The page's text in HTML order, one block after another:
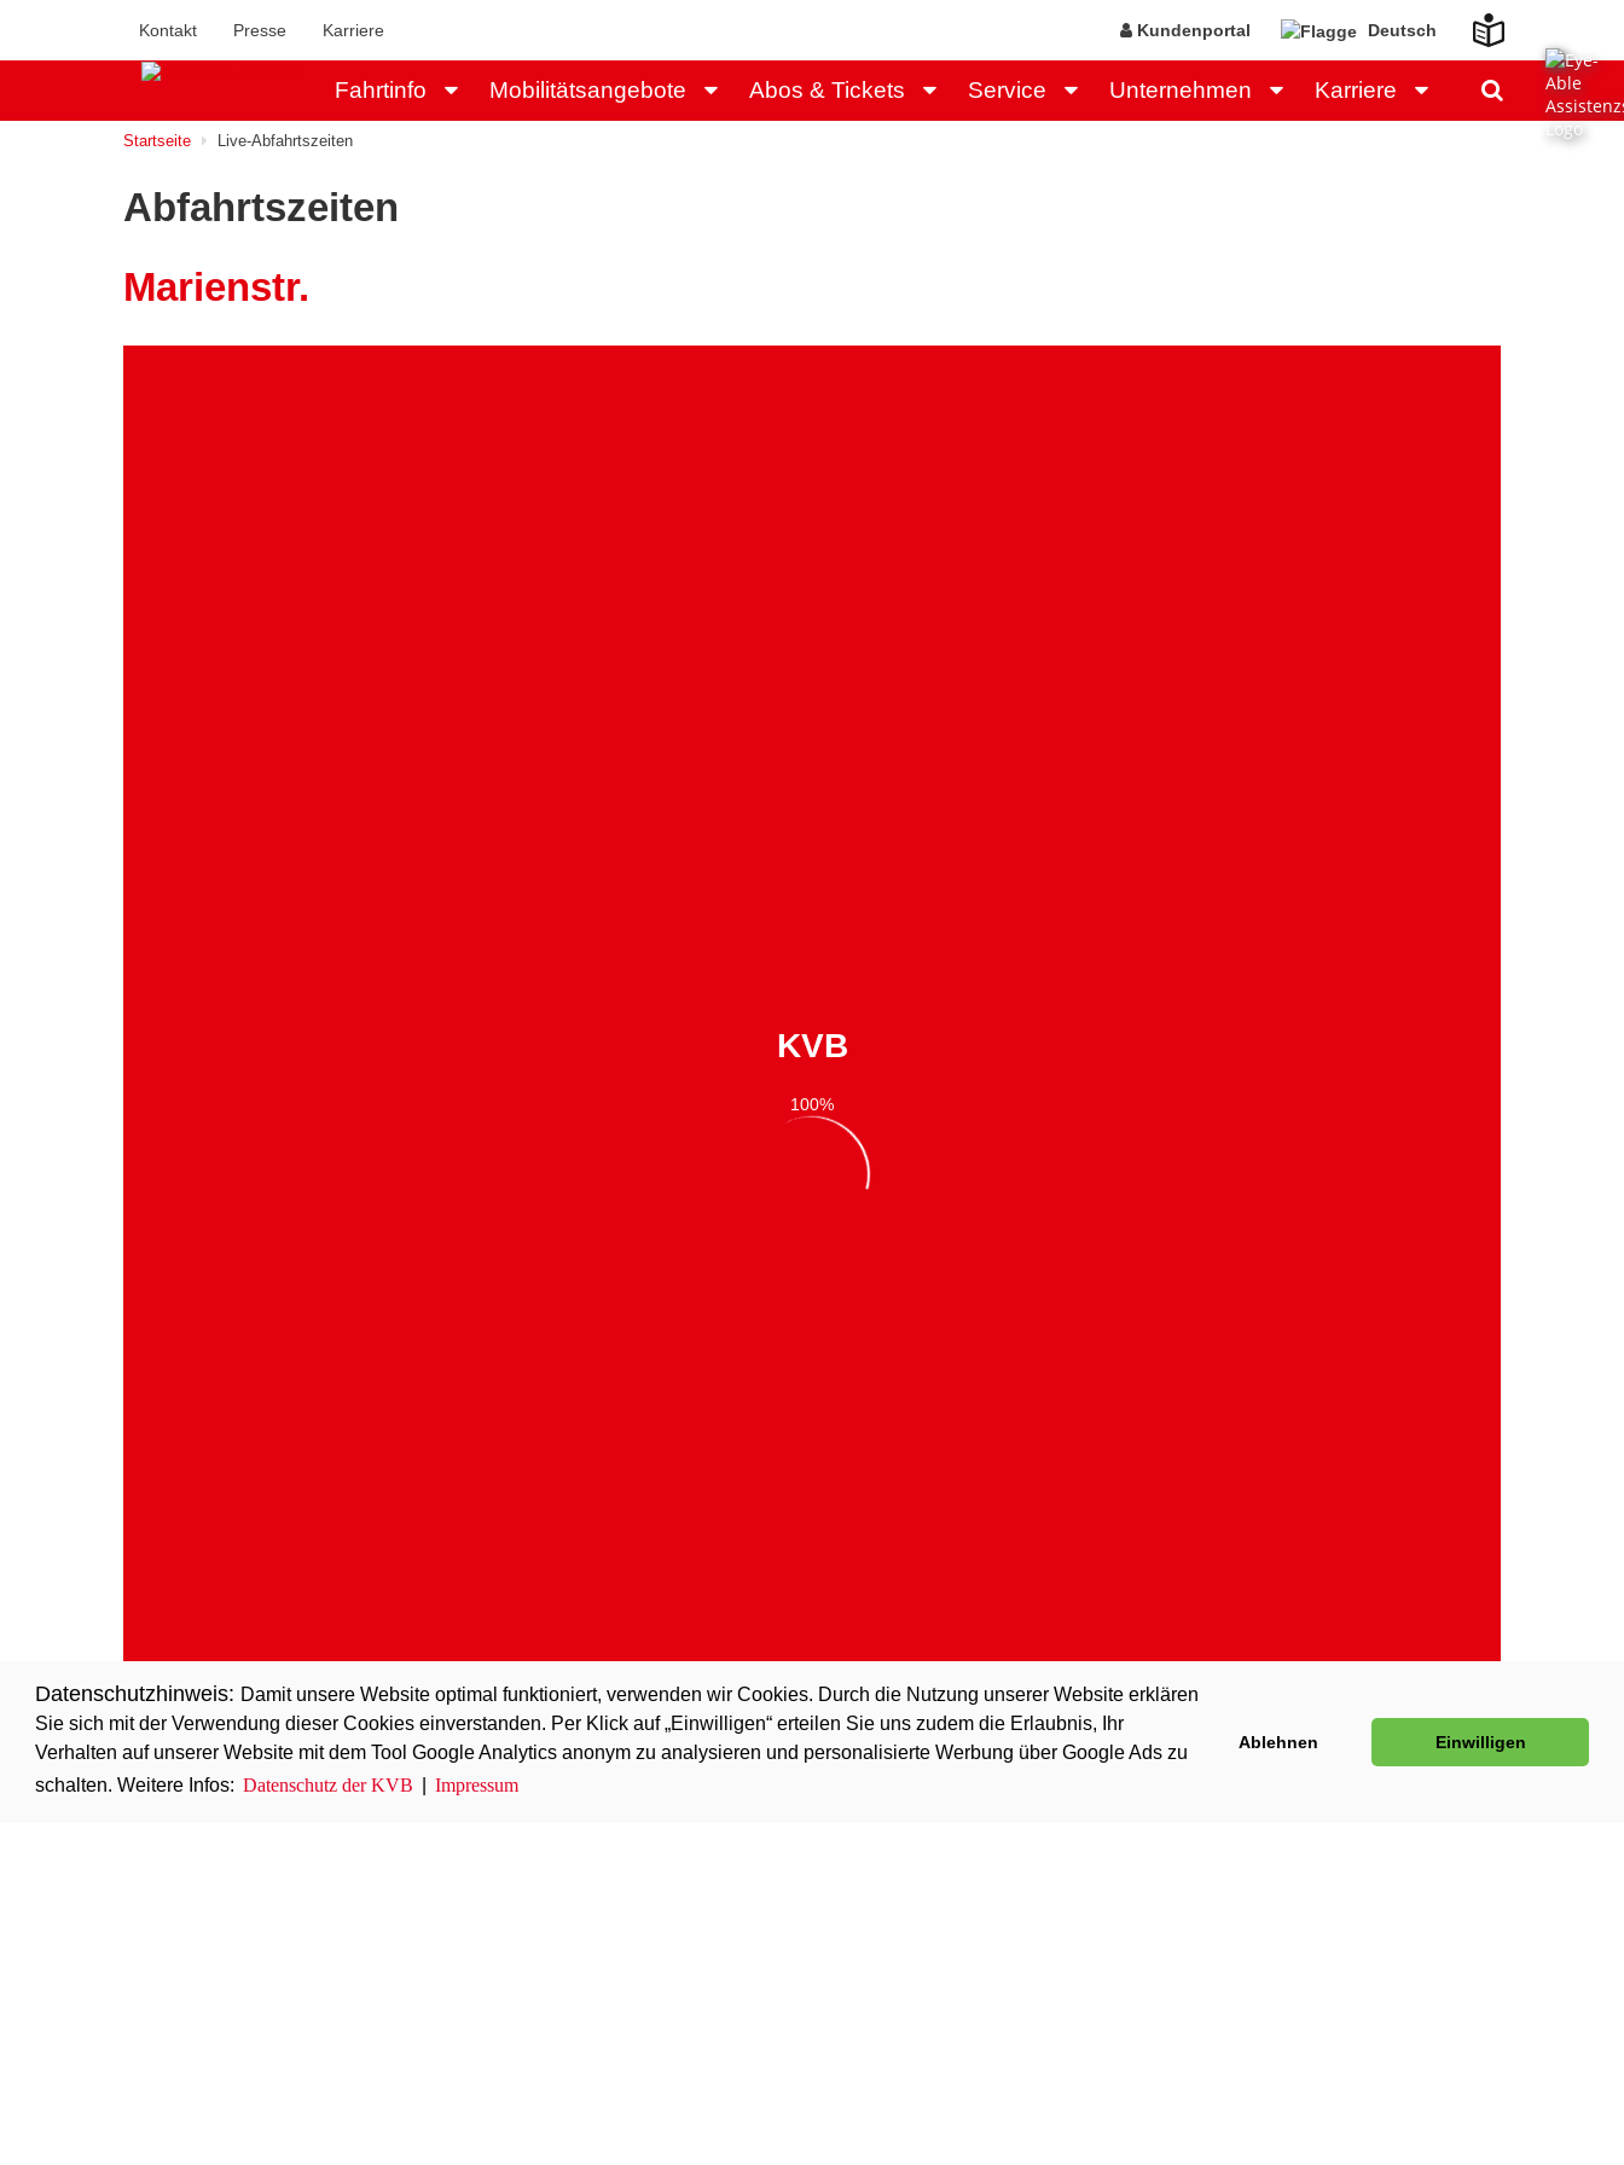
Datenschutzhinweis: Damit unsere Website optimal funktioniert, verwenden wir Cookies. Durch die Nutzung unserer Website erklären
Sie sich mit der Verwendung dieser Cookies einverstanden. Per Klick auf „Einwilligen“ erteilen Sie uns zudem die Erlaubnis, Ihr
Verhalten auf unserer Website mit dem Tool Google Analytics anonym zu analysieren und personalisierte Werbung über Google Ads zu
schalten. Weitere Infos: Datenschutz der KVB Impressum
Ablehnen Einwilligen
Kontakt Presse Karriere Deutsch
Kundenportal
Fahrtinfo Mobilitätsangebote Abos & Tickets Service Unternehmen Karriere
Startseite Live-Abfahrtszeiten
Abfahrtszeiten
Marienstr.